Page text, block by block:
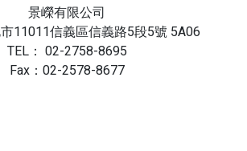
景嶸有限公司
11011信義區信義路5段5號 5A06
TEL： 02-2758-8695
Fax：02-2578-8677